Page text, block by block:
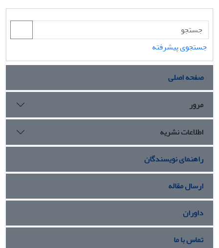
جستجوی پیشرفته
صفحه اصلی
مرور
اطلاعات نشریه
راهنمای نویسندگان
ارسال مقاله
داوران
تماس با ما